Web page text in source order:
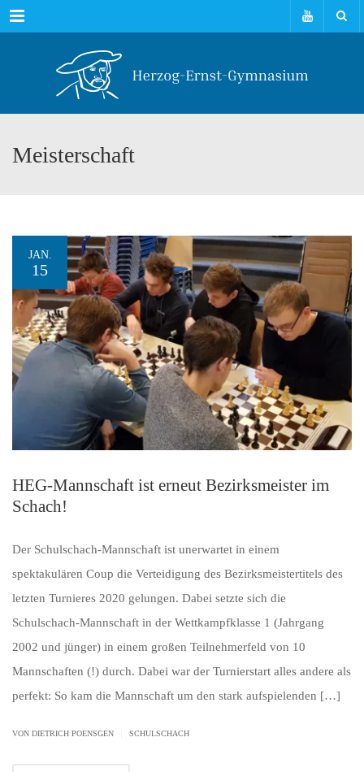
Menu
Meisterschaft
JAN.
15
HEG-Mannschaft ist erneut Bezirksmeister im
Schach!
Der Schulschach-Mannschaft ist unerwartet in einem
spektakulären Coup die Verteidigung des Bezirksmeistertitels des
letzten Turnieres 2020 gelungen. Dabei setzte sich die
Schulschach-Mannschaft in der Wettkampfklasse 1 (Jahrgang
2002 und jünger) in einem großen Teilnehmerfeld von 10
Mannschaften (!) durch. Dabei war der Turnierstart alles andere als
perfekt: So kam die Mannschaft um den stark aufspielenden […]
VON DIETRICH POENSGEN SCHULSCHACH